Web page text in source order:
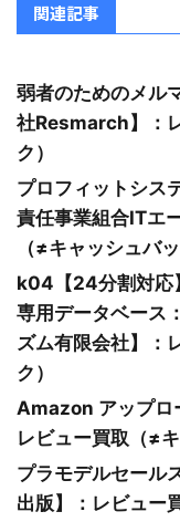
関連記事
弱者のためのメル
社Resmarch】：
ク）
プロフィットシス
責任事業組合ITエ
（≠キャッシュバッ
k04【24分割対応
専用データベース
ズム有限会社】：
ク）
Amazon アップロ
レビュー買取（≠
プラモデルセール
出版】：レビュー